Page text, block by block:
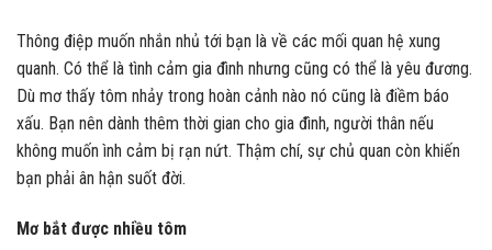
Thông điệp muốn nhắn nhủ tới bạn là về các mối quan hệ xung
quanh. Có thể là tình cảm gia đình nhưng cũng có thể là yêu đương.
Dù mơ thấy tôm nhảy trong hoàn cảnh nào nó cũng là điềm báo
xấu. Bạn nên dành thêm thời gian cho gia đình, người thân nếu
không muốn ình cảm bị rạn nứt. Thậm chí, sự chủ quan còn khiến
bạn phải ân hận suốt đời.
Mơ bắt được nhiều tôm